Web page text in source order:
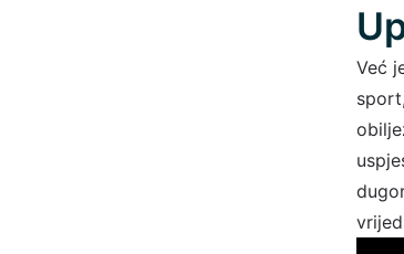
Već